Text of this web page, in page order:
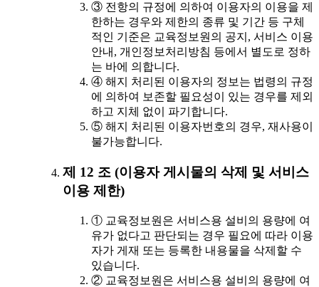
③ 전항의 규정에 의하여 이용자의 이용을 제
한하는 경우와 제한의 종류 및 기간 등 구체
적인 기준은 교육정보원의 공지, 서비스 이용
안내, 개인정보처리방침 등에서 별도로 정하
는 바에 의합니다.
④ 해지 처리된 이용자의 정보는 법령의 규정
에 의하여 보존할 필요성이 있는 경우를 제외
하고 지체 없이 파기합니다.
⑤ 해지 처리된 이용자번호의 경우, 재사용이
불가능합니다.
제 12 조 (이용자 게시물의 삭제 및 서비스
이용 제한)
① 교육정보원은 서비스용 설비의 용량에 여
유가 없다고 판단되는 경우 필요에 따라 이용
자가 게재 또는 등록한 내용물을 삭제할 수
있습니다.
② 교육정보원은 서비스용 설비의 용량에 여